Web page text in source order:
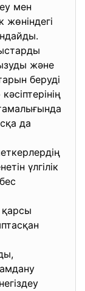
мен
жөнiндегi
және
беруді
да
үлгілік